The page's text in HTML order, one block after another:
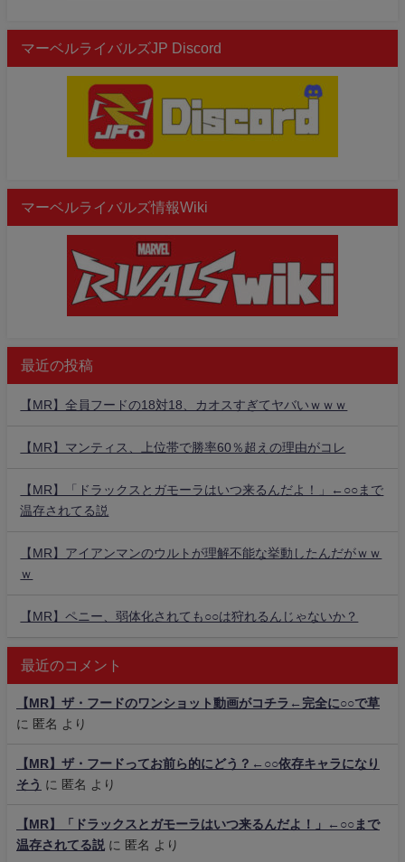
マーベルライバルズJP Discord
マーベルライバルズ情報Wiki
最近の投稿
【MR】全員フードの18対18、カオスすぎてヤバいｗｗｗ
【MR】マンティス、上位帯で勝率60％超えの理由がコレ
【MR】「ドラックスとガモーラはいつ来るんだよ！」←○○まで
温存されてる説
【MR】アイアンマンのウルトが理解不能な挙動したんだがｗｗ
ｗ
【MR】ペニー、弱体化されても○○は狩れるんじゃないか？
最近のコメント
【MR】ザ・フードのワンショット動画がコチラ←完全に○○で草
に 匿名 より
【MR】ザ・フードってお前ら的にどう？←○○依存キャラになり
そう に 匿名 より
【MR】「ドラックスとガモーラはいつ来るんだよ！」←○○まで
温存されてる説 に 匿名 より